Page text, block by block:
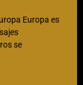
Europa es
se